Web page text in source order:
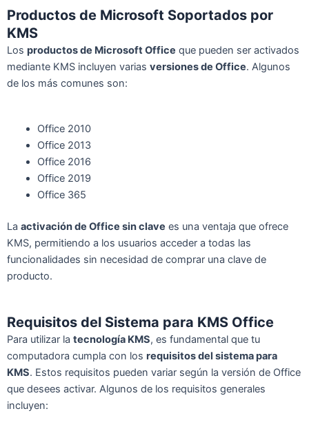
Productos de Microsoft Soportados por
KMS
Los productos de Microsoft Office que pueden ser activados
mediante KMS incluyen varias versiones de Office. Algunos
de los más comunes son:
Office 2010
Office 2013
Office 2016
Office 2019
Office 365
La activación de Office sin clave es una ventaja que ofrece
KMS, permitiendo a los usuarios acceder a todas las
funcionalidades sin necesidad de comprar una clave de
producto.
Requisitos del Sistema para KMS Office
Para utilizar la tecnología KMS, es fundamental que tu
computadora cumpla con los requisitos del sistema para
KMS. Estos requisitos pueden variar según la versión de Office
que desees activar. Algunos de los requisitos generales
incluyen: